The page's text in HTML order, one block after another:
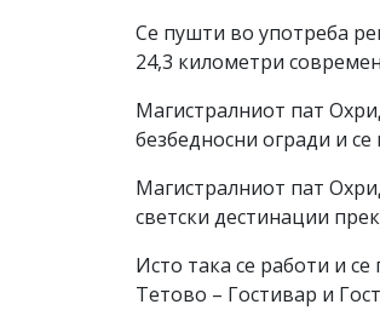
Се пушти во употреба
24,3 километри
Магистралниот пат
безбедносни огради и
Магистралниот пат
светски дестинации
Исто така се работи и
Тетово – Гостивар и